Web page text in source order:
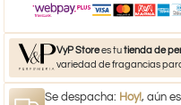
VyP Storees tutienda de
variedad de fragancias
Se despacha: Hoy!, aún